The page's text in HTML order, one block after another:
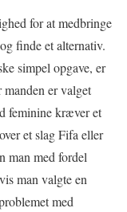
for at medbringe
finde et alternativ.
simpel opgave, er
er valget
feminine kræver et
et slag Fifa eller
man med fordel
man valgte en
med